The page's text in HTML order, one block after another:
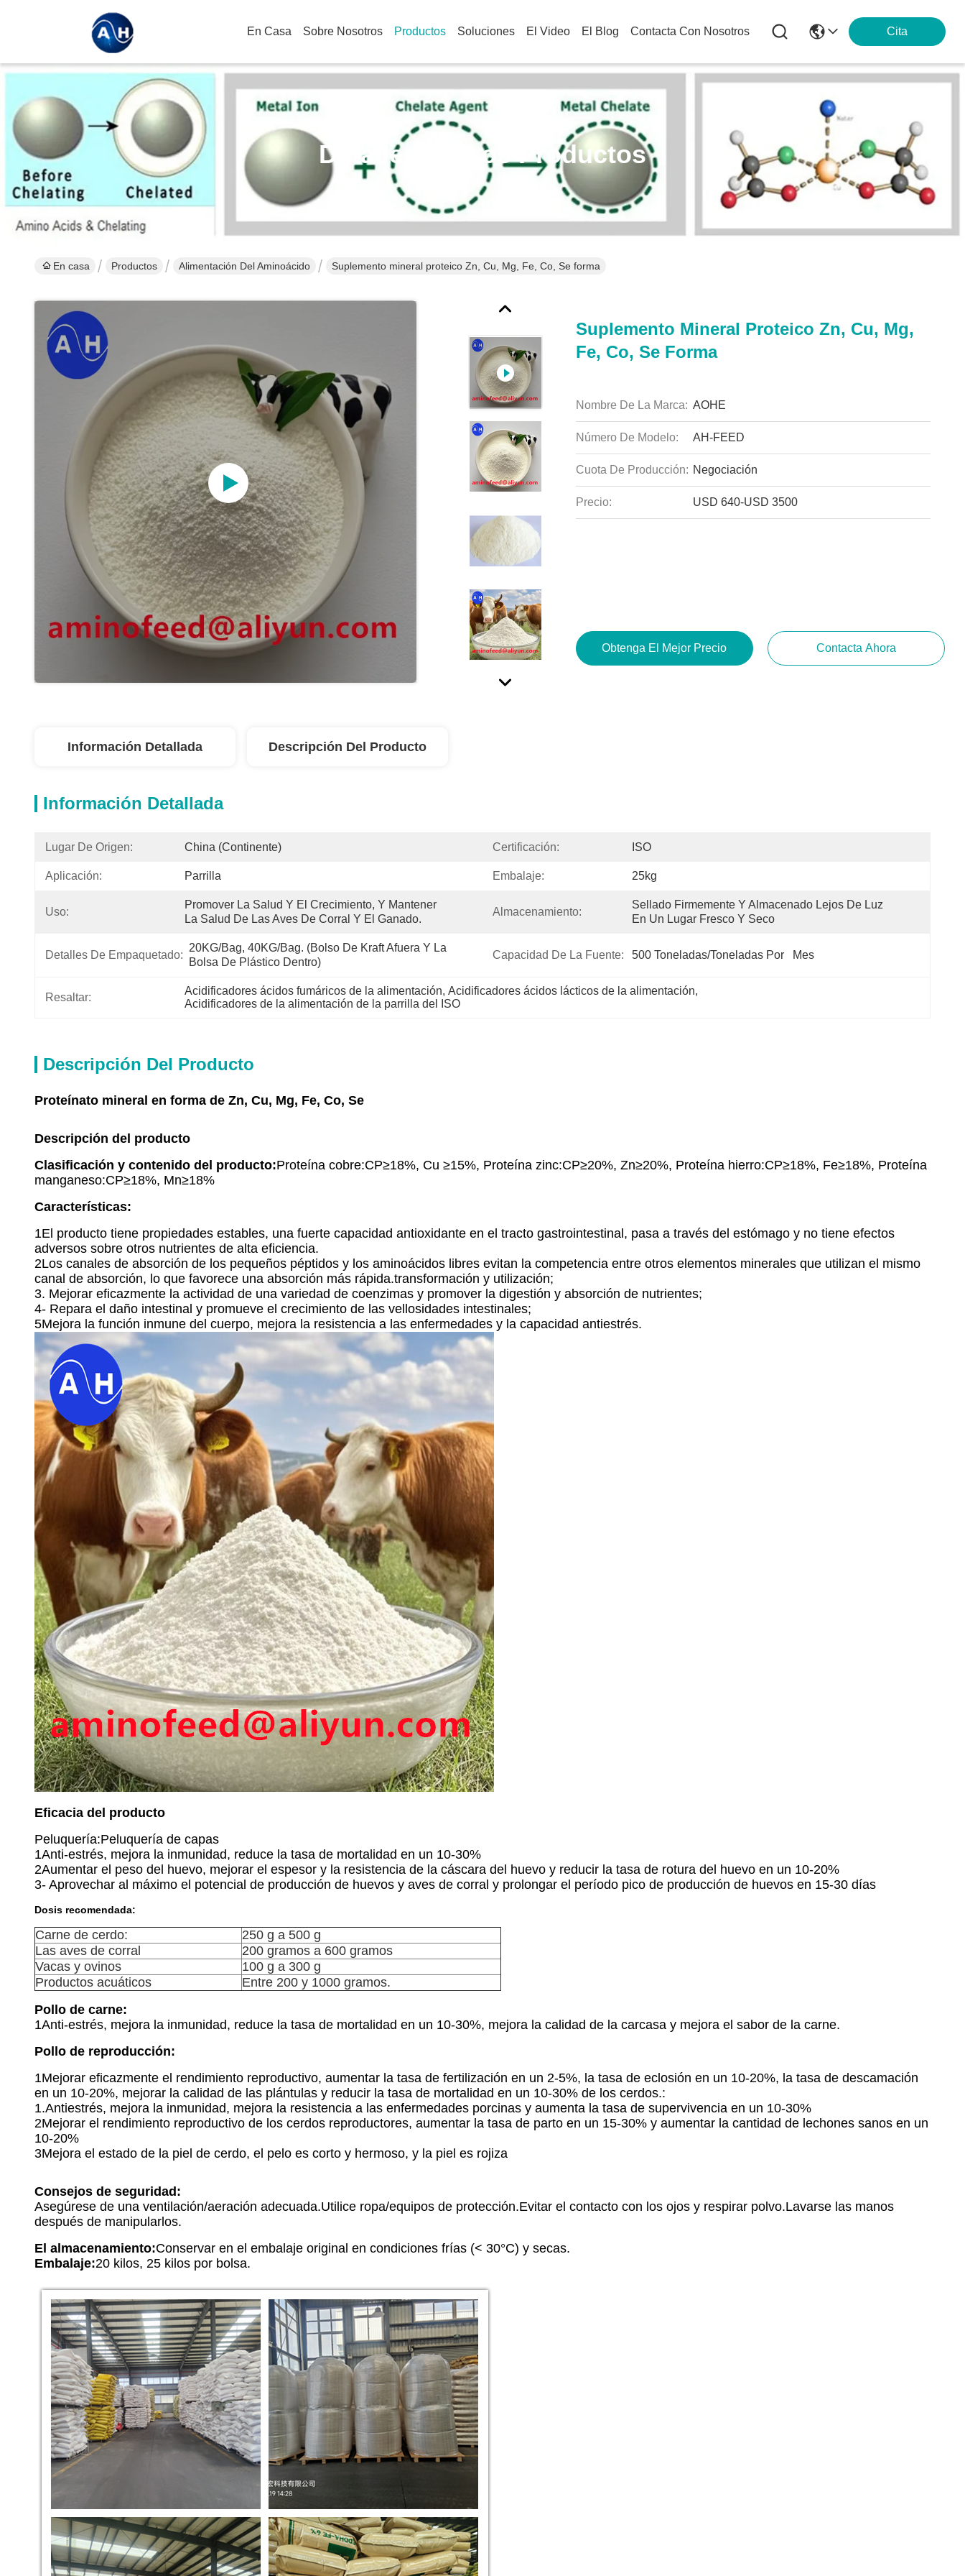
En Casa Sobre Nosotros Productos Soluciones El Video El Blog Contacta Con Nosotros Cita
Detalles De Los Productos
En casa Productos Alimentación Del Aminoácido Suplemento mineral proteico Zn, Cu, Mg, Fe, Co, Se forma
Suplemento Mineral Proteico Zn, Cu, Mg,
Fe, Co, Se Forma
Nombre De La Marca: AOHE
Número De Modelo: AH-FEED
Cuota De Producción: Negociación
Precio: USD 640-USD 3500
Obtenga El Mejor Precio Contacta Ahora
Información Detallada Descripción Del Producto
Información Detallada
Lugar De Origen: China (continente) Certificación: ISO
Aplicación: Parrilla Embalaje: 25kg
Uso:
Promover La Salud Y El Crecimiento, Y Mantener
La Salud De Las Aves De Corral Y El Ganado.
Almacenamiento:
Sellado Firmemente Y Almacenado Lejos De Luz
En Un Lugar Fresco Y Seco
Detalles De Empaquetado:
20KG/Bag, 40KG/Bag. (Bolso De Kraft Afuera Y La
Bolsa De Plástico Dentro)
Capacidad De La Fuente: 500 Toneladas/toneladas Por   Mes
Resaltar:
Acidificadores ácidos fumáricos de la alimentación, Acidificadores ácidos lácticos de la alimentación,
Acidificadores de la alimentación de la parrilla del ISO
Descripción Del Producto
Proteínato mineral en forma de Zn, Cu, Mg, Fe, Co, Se
Descripción del producto
Clasificación y contenido del producto:Proteína cobre:CP≥18%, Cu ≥15%, Proteína zinc:CP≥20%, Zn≥20%, Proteína hierro:CP≥18%, Fe≥18%, Proteína
manganeso:CP≥18%, Mn≥18%
Características:
1El producto tiene propiedades estables, una fuerte capacidad antioxidante en el tracto gastrointestinal, pasa a través del estómago y no tiene efectos
adversos sobre otros nutrientes de alta eficiencia.
2Los canales de absorción de los pequeños péptidos y los aminoácidos libres evitan la competencia entre otros elementos minerales que utilizan el mismo
canal de absorción, lo que favorece una absorción más rápida.transformación y utilización;
3. Mejorar eficazmente la actividad de una variedad de coenzimas y promover la digestión y absorción de nutrientes;
4- Repara el daño intestinal y promueve el crecimiento de las vellosidades intestinales;
5Mejora la función inmune del cuerpo, mejora la resistencia a las enfermedades y la capacidad antiestrés.
Eficacia del producto
Peluquería:Peluquería de capas
1Anti-estrés, mejora la inmunidad, reduce la tasa de mortalidad en un 10-30%
2Aumentar el peso del huevo, mejorar el espesor y la resistencia de la cáscara del huevo y reducir la tasa de rotura del huevo en un 10-20%
3- Aprovechar al máximo el potencial de producción de huevos y aves de corral y prolongar el período pico de producción de huevos en 15-30 días
Dosis recomendada:
Carne de cerdo:
250 g a 500 g
Las aves de corral
200 gramos a 600 gramos
Vacas y ovinos
100 g a 300 g
Productos acuáticos
Entre 200 y 1000 gramos.
Pollo de carne:
1Anti-estrés, mejora la inmunidad, reduce la tasa de mortalidad en un 10-30%, mejora la calidad de la carcasa y mejora el sabor de la carne.
Pollo de reproducción:
1Mejorar eficazmente el rendimiento reproductivo, aumentar la tasa de fertilización en un 2-5%, la tasa de eclosión en un 10-20%, la tasa de descamación
en un 10-20%, mejorar la calidad de las plántulas y reducir la tasa de mortalidad en un 10-30% de los cerdos.:
1.Antiestrés, mejora la inmunidad, mejora la resistencia a las enfermedades porcinas y aumenta la tasa de supervivencia en un 10-30%
2Mejorar el rendimiento reproductivo de los cerdos reproductores, aumentar la tasa de parto en un 15-30% y aumentar la cantidad de lechones sanos en un
10-20%
3Mejora el estado de la piel de cerdo, el pelo es corto y hermoso, y la piel es rojiza
Consejos de seguridad:
Asegúrese de una ventilación/aeración adecuada.Utilice ropa/equipos de protección.Evitar el contacto con los ojos y respirar polvo.Lavarse las manos
después de manipularlos.
El almacenamiento:Conservar en el embalaje original en condiciones frías (< 30°C) y secas.
Embalaje:20 kilos, 25 kilos por bolsa.